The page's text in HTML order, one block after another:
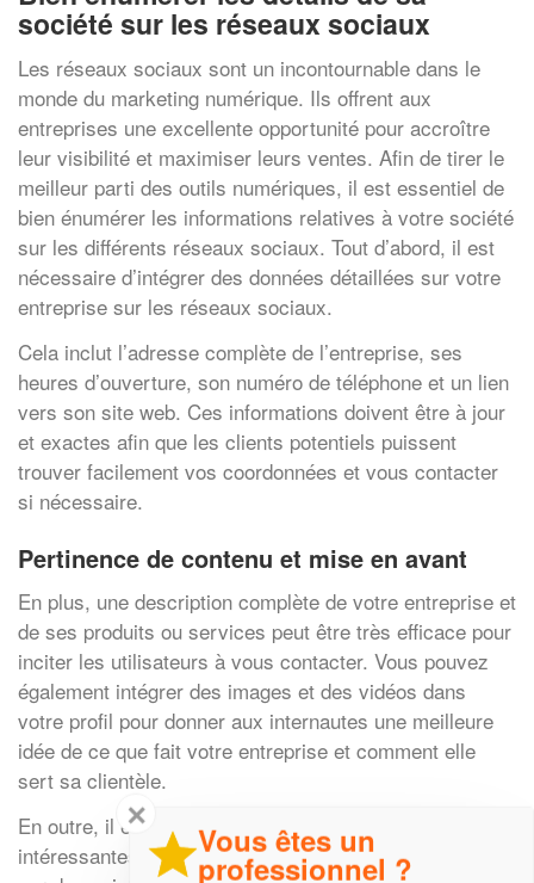
société sur les réseaux sociaux
Les réseaux sociaux sont un incontournable dans le
monde du marketing numérique. Ils offrent aux
entreprises une excellente opportunité pour accroître
leur visibilité et maximiser leurs ventes. Afin de tirer le
meilleur parti des outils numériques, il est essentiel de
bien énumérer les informations relatives à votre société
sur les différents réseaux sociaux. Tout d’abord, il est
nécessaire d’intégrer des données détaillées sur votre
entreprise sur les réseaux sociaux.
Cela inclut l’adresse complète de l’entreprise, ses
heures d’ouverture, son numéro de téléphone et un lien
vers son site web. Ces informations doivent être à jour
et exactes afin que les clients potentiels puissent
trouver facilement vos coordonnées et vous contacter
si nécessaire.
Pertinence de contenu et mise en avant
En plus, une description complète de votre entreprise et
de ses produits ou services peut être très efficace pour
inciter les utilisateurs à vous contacter. Vous pouvez
également intégrer des images et des vidéos dans
votre profil pour donner aux internautes une meilleure
idée de ce que fait votre entreprise et comment elle
sert sa clientèle.
En outre, il est judicieux de créer des publications
intéressantes sur vos produits ou services ainsi que
✕
Vous êtes un
professionnel ?